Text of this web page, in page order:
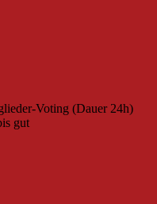
Voting (Dauer 24h)
gut